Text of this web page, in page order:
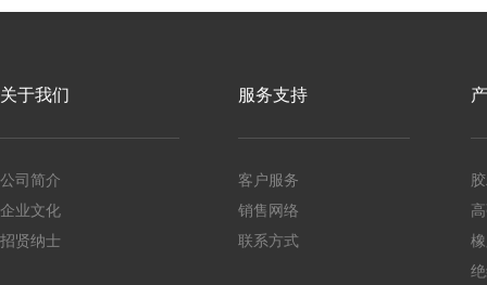
Copyright © 20015-
关于我们
公司简介
企业文化
招贤纳士
服务支持
客户服务
销售网络
联系方式